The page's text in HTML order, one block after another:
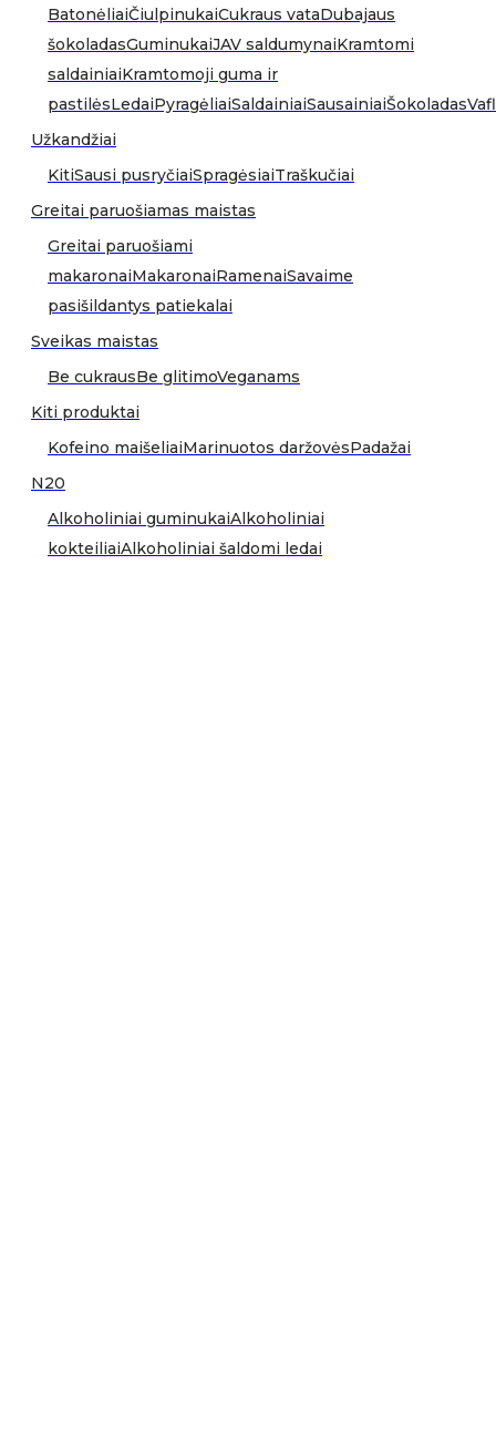
BatonėliaiČiulpinukaiCukraus vataDubajaus
šokoladasGuminukaiJAV saldumynaiKramtomi
saldainiaiKramtomoji guma ir
pastilėsLedaiPyragėliaiSaldainiaiSausainiaiŠokoladas
Užkandžiai
KitiSausi pusryčiaiSpragėsiaiTraškučiai
Greitai paruošiamas maistas
Greitai paruošiami
makaronaiMakaronaiRamenaiSavaime
pasišildantys patiekalai
Sveikas maistas
Be cukrausBe glitimoVeganams
Kiti produktai
Kofeino maišeliaiMarinuotos daržovėsPadažai
N20
Alkoholiniai guminukaiAlkoholiniai
kokteiliaiAlkoholiniai šaldomi ledai